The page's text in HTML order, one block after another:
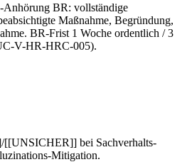
BR: vollständige
Maßnahme, Begründung,
BR-Frist 1 Woche ordentlich / 3
V-HR-HRC-005).
bei Sachverhalts-
Mitigation.